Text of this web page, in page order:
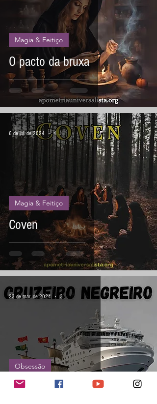
O pacto da bruxa
Magia & Feitiço
Coven
Magia & Feitiço
6 de jul. de 2024 4 min de leitura
Cruzeiro negreiro
Obsessão
23 de mar. de 2024 3 min de leitura